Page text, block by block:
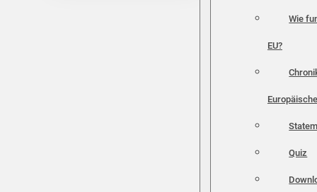
Wie
EU?
Quiz